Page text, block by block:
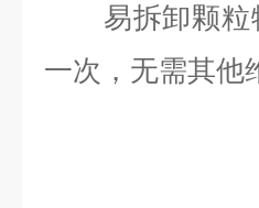
易拆卸颗粒
一次，无需其他